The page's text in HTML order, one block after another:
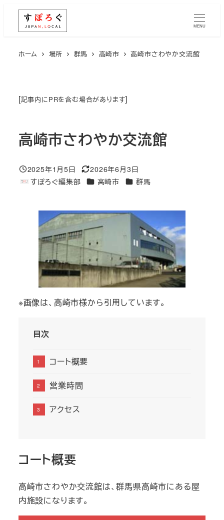
MENU
ホーム 場所 群馬 高崎市 高崎市さわやか交流館
[記事内にPRを含む場合があります]
高崎市さわやか交流館
投稿日
2025年1月5日
更新日
2026年6月3日
著
すぽろぐ編集部 エリア高崎市 エリア群馬
※画像は、高崎市様から引用しています。
目次
コート概要
営業時間
アクセス
コート概要
高崎市さわやか交流館は、群馬県高崎市にある屋
内施設になります。